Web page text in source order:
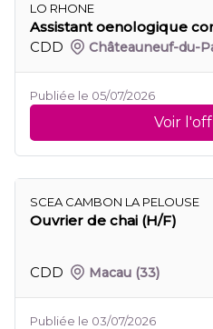
LO RHONE
Assistant oenologique
CDD
Châteauneuf-du-
Publiée le 05/07/2026
Voir
SCEA CAMBON LA PELOUSE
Ouvrier de chai (H/F)
CDD Macau (33)
Publiée le 03/07/2026